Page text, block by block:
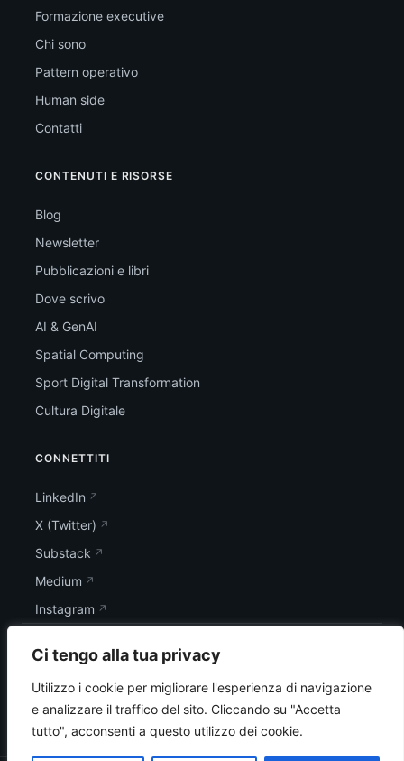
Ci tengo alla tua privacy
Utilizzo i cookie per migliorare l'esperienza di navigazione
e analizzare il traffico del sito. Cliccando su "Accetta
tutto", acconsenti a questo utilizzo dei cookie.
Formazione executive
Chi sono
Pattern operativo
Human side
Contatti
CONTENUTI E RISORSE
Blog
Newsletter
Pubblicazioni e libri
Dove scrivo
AI & GenAI
Spatial Computing
Sport Digital Transformation
Cultura Digitale
CONNETTITI
LinkedIn
X (Twitter)
Substack
Medium
Instagram